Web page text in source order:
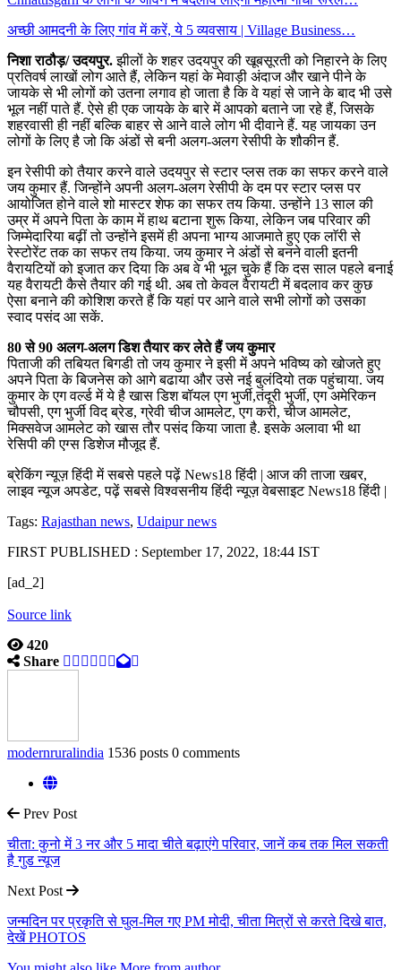
अच्छी आमदनी के लिए गांव में करें, ये 5 व्यवसाय | Village Business…
निशा राठौड़/ उदयपुर.झीलों के शहर उदयपुर की खूबसूरती को निहारने के लिए
प्रतिवर्ष लाखों लोग आते हैं, लेकिन यहां के मेवाड़ी अंदाज और खाने पीने के
जायके से भी लोगों को उतना लगाव हो जाता है कि वे यहां से जाने के बाद भी उसे
भूल नहीं पाते हैं. ऐसे ही एक जायके के बारे में आपको बताने जा रहे हैं, जिसके
शहरवासी ही नहीं बल्कि बाहर से आने वाले लोग भी दीवाने हैं. यह जायका उन
लोगों के लिए है जो कि अंडों से बनी अलग-अलग रेसीपी के शौकीन हैं.
इन रेसीपी को तैयार करने वाले उदयपुर से स्टार प्लस तक का सफर करने वाले
जय कुमार हैं. जिन्होंने अपनी अलग-अलग रेसीपी के दम पर स्टार प्लस पर
आयोजित होने वाले शो मास्टर शेफ का सफर तय किया. उन्होंने 13 साल की
उम्र में अपने पिता के काम में हाथ बटाना शुरू किया, लेकिन जब परिवार की
जिम्मेदारिया बढ़ीं तो उन्होंने इसमें ही अपना भाग्य आजमाते हुए एक लाॅरी से
रेस्टोरेंट तक का सफर तय किया. जय कुमार ने अंडों से बनने वाली इतनी
वैरायटियों को इजात कर दिया कि अब वे भी भूल चुके हैं कि दस साल पहले बनाई
यह वैरायटी कैसे तैयार की गई थी. अब तो केवल वैरायटी में बदलाव कर कुछ
ऐसा बनाने की कोशिश करते हैं कि यहां पर आने वाले सभी लोगों को उसका
स्वाद पसंद आ सकें.
80 से 90 अलग-अलग डिश तैयार कर लेते हैं जय कुमार
पिताजी की तबियत बिगडी तो जय कुमार ने इसी में अपने भविष्य को खोजते हुए
अपने पिता के बिजनेस को आगे बढाया और उसे नई बुलंदियो तक पहुंचाया. जय
कुमार के एग वर्ल्ड में ये है खास डिश बॉयल एग भुर्जी,तंदूरी भुर्जी, एग अमेरिकन
चौपसी, एग भुर्जी विद ब्रेड, ग्रेवी चीज आमलेट, एग करी, चीज आमलेट,
मिक्सवेज आमलेट को खास तौर पसंद किया जाता है. इसके अलावा भी था
रेसिपी की एग्स डिशेज मौजूद हैं.
ब्रेकिंग न्यूज़ हिंदी में सबसे पहले पढ़ें News18 हिंदी | आज की ताजा खबर,
लाइव न्यूज अपडेट, पढ़ें सबसे विश्वसनीय हिंदी न्यूज़ वेबसाइट News18 हिंदी |
Tags: Rajasthan news, Udaipur news
FIRST PUBLISHED : September 17, 2022, 18:44 IST
[ad_2]
Source link
420
Share
modernruralindia 1536 posts 0 comments
Prev Post
चीता: कुनो में 3 नर और 5 मादा चीते बढ़ाएंगे परिवार, जानें कब तक मिल सकती
है गुड न्‍यूज
Next Post
जन्मदिन पर प्रकृति से घुल-मिल गए PM मोदी, चीता मित्रों से करते दिखे बात,
देखें PHOTOS